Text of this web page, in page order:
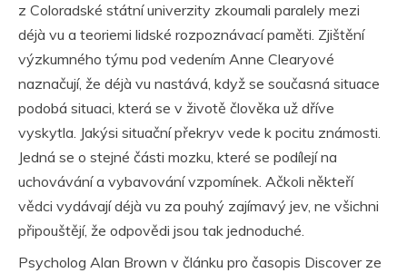
z Coloradské státní univerzity zkoumali paralely mezi
déjà vu a teoriemi lidské rozpoznávací paměti. Zjištění
výzkumného týmu pod vedením Anne Clearyové
naznačují, že déjà vu nastává, když se současná situace
podobá situaci, která se v životě člověka už dříve
vyskytla. Jakýsi situační překryv vede k pocitu známosti.
Jedná se o stejné části mozku, které se podílejí na
uchovávání a vybavování vzpomínek. Ačkoli někteří
vědci vydávají déjà vu za pouhý zajímavý jev, ne všichni
připouštějí, že odpovědi jsou tak jednoduché.
Psycholog Alan Brown v článku pro časopis Discover ze